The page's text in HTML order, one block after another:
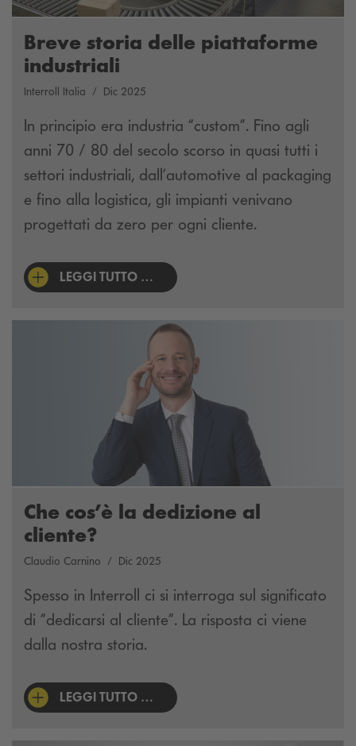
Breve storia delle piattaforme
industriali
Interroll Italia Dic 2025
In principio era industria “custom”. Fino agli
anni 70 / 80 del secolo scorso in quasi tutti i
settori industriali, dall’automotive al packaging
e fino alla logistica, gli impianti venivano
progettati da zero per ogni cliente.
LEGGI TUTTO …
Che cos’è la dedizione al
cliente?
Claudio Carnino Dic 2025
Spesso in Interroll ci si interroga sul significato
di “dedicarsi al cliente”. La risposta ci viene
dalla nostra storia.
LEGGI TUTTO …